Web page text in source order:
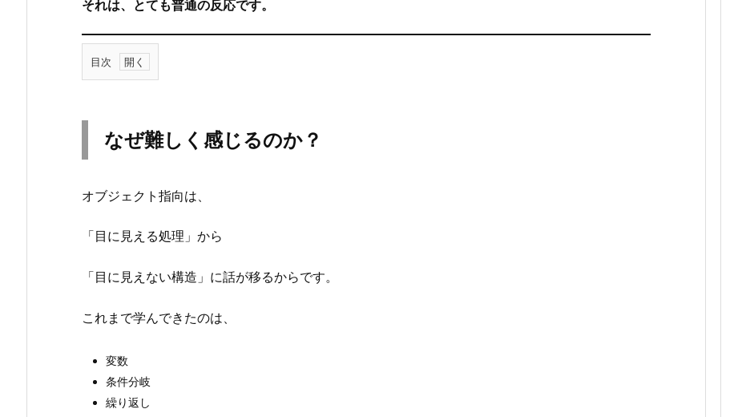
それは、とても普通の反応です。
目次
1.
難
く
じ
の
2.
手
に
感
なぜ難しく感じるのか？
オブジェクト指向は、
「目に見える処理」から
「目に見えない構造」に話が移るからです。
これまで学んできたのは、
変数
条件分岐
繰り返し